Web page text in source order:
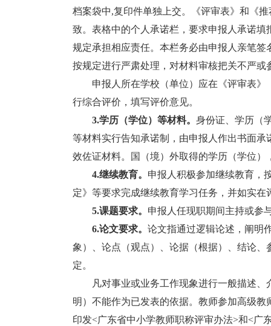
档案袋中,复印件单独上交。《评审表》和《
致。表格中的个人承诺栏，要求申报人承诺
规定承担相应责任。本栏务必由申报人亲笔
按规定进行严肃处理，对材料审核把关不严
申报人所在学校（单位）应在《评审表》
行综合评价，填写评价意见。
3.学历（学位）等材料。 身份证、学历（
等材料实行告知承诺制，由申报人作出书面
效佐证材料。国（境）外取得的学历（学位
4.继续教育。 申报人积极参加继续教育，
定》等要求完成继续教育学习任务，并如实在
5.课题要求。 申报人任现职期间主持或参
6.论文要求。 论文指通过逻辑论述，阐明
象）、论点（观点）、论据（根据）、结论
定。
凡对事业或业务工作现象进行一般描述、
明）不能作为已发表的依据。教师参加高级
印发<广东省中小学教师职称评审办法>和<广